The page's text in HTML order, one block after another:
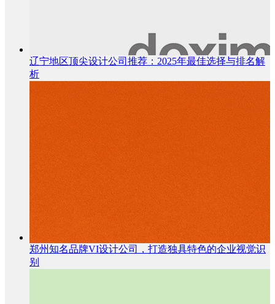
辽宁地区顶尖设计公司推荐：2025年最佳选择与排名解
析
郑州知名品牌VI设计公司，打造独具特色的企业视觉识
别